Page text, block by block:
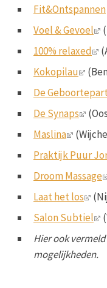
Fit&Ontspannen
Voel & Gevoel
100% relaxed
Kokopilau
De
De Synaps
Maslina
Praktijk Puur
Droom Massage
Laat het los
Salon Subtiel
Hier ook
mogelijkheden.